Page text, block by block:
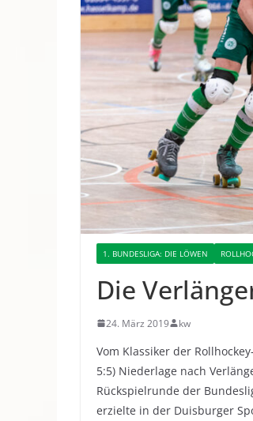
1. BUNDESLIGA: DIE LÖWEN
Die
24. März 2019 kw
Vom Klassiker der
5:5) Niederlage nach
Rückspielrunde der
erzielte in der Duisburger